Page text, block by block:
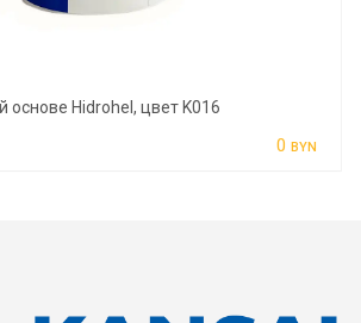
основе Hidrohel, цвет K016
0 BYN